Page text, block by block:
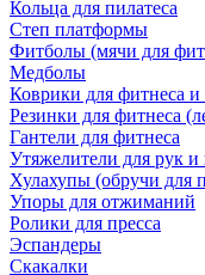
Кольца для пилатеса
Степ платформы
Фитболы (мячи для
Медболы
Коврики для фитнеса и
Резинки для фитнеса
Гантели для фитнеса
Утяжелители для рук и
Хулахупы (обручи для
Упоры для отжиманий
Ролики для пресса
Эспандеры
Скакалки